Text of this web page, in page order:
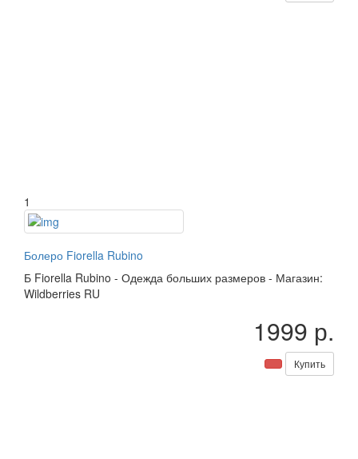
1
Болеро Fiorella Rubino
Б Fiorella Rubino - Одежда больших размеров - Магазин:
Wildberries RU
1999 р.
Купить